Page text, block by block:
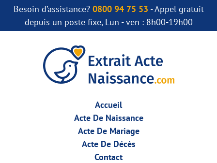
Besoin d’assistance? 0800 94 75 53 - Appel gratuit
depuis un poste fixe, Lun - ven : 8h00-19h00
Accueil
Acte De Naissance
Acte De Mariage
Acte De Décès
Contact